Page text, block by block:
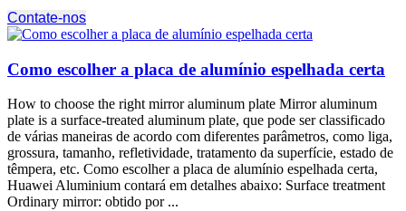
Contate-nos
Como escolher a placa de alumínio espelhada certa
How to choose the right mirror aluminum plate Mirror aluminum
plate is a surface-treated aluminum plate, que pode ser classificado
de várias maneiras de acordo com diferentes parâmetros, como liga,
grossura, tamanho, refletividade, tratamento da superfície, estado de
têmpera, etc. Como escolher a placa de alumínio espelhada certa,
Huawei Aluminium contará em detalhes abaixo: Surface treatment
Ordinary mirror: obtido por ...